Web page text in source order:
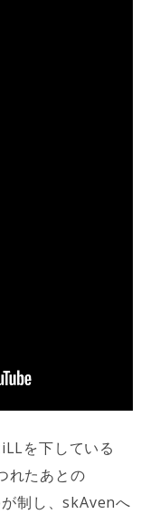
を下している
れたあとの
制し、skAvenへ